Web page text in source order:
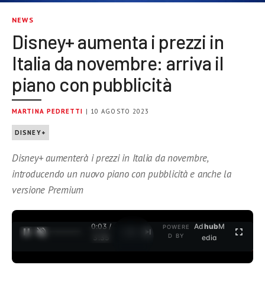
NEWS
Disney+ aumenta i prezzi in
Italia da novembre: arriva il
piano con pubblicità
MARTINA PEDRETTI | 10 AGOSTO 2023
DISNEY+
Disney+ aumenterà i prezzi in Italia da novembre,
introducendo un nuovo piano con pubblicità e anche la
versione Premium
0:04 /
3:35
POWERE
D BY
AdhubM
edia